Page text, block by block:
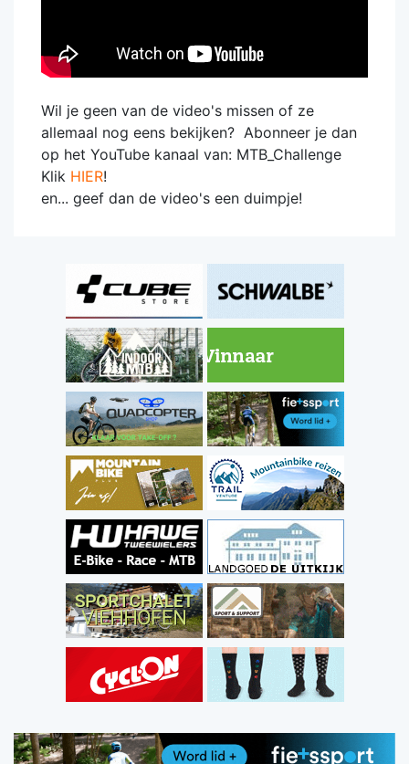
Wil je geen van de video's missen of ze
allemaal nog eens bekijken? Abonneer je dan
op het YouTube kanaal van: MTB_Challenge
Klik HIER!
en... geef dan de video's een duimpje!